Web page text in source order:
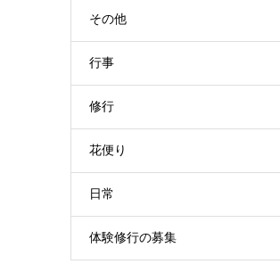
その他
行事
修行
花便り
日常
体験修行の募集